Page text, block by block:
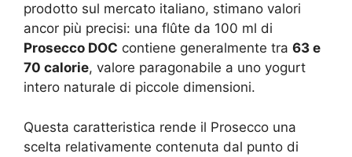
prodotto sul mercato italiano, stimano valori
ancor più precisi: una flûte da 100 ml di
Prosecco DOC contiene generalmente tra 63 e
70 calorie, valore paragonabile a uno yogurt
intero naturale di piccole dimensioni.
Questa caratteristica rende il Prosecco una
scelta relativamente contenuta dal punto di